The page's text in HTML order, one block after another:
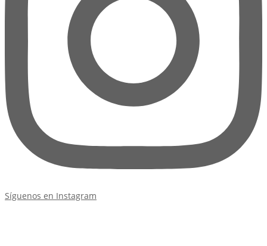
Síguenos en Instagram